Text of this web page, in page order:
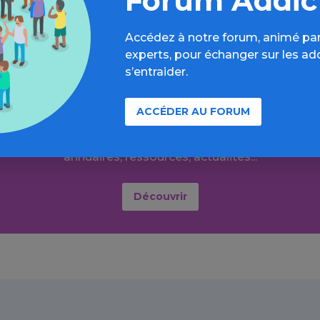
plus loin sur l’espace Autres
annuaires, ressources, actualités...
Découvrir
Accédez à notre forum, animé
experts, pour échanger sur les
s’entraider.
ACCÉDER AU FORUM